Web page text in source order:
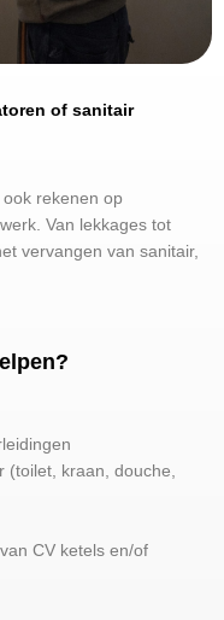
of sanitair
rekenen op
Van lekkages tot
vervangen van sanitair,
(toilet, kraan, douche,
CV ketels en/of